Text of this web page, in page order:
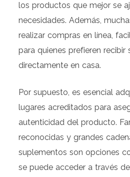
los productos que mejor se
necesidades. Además,
realizar compras en línea,
para quienes prefieren recibir
directamente en casa.
Por supuesto, es esencial
lugares acreditados para
autenticidad del producto.
reconocidas y grandes
suplementos son opciones
se puede acceder a través